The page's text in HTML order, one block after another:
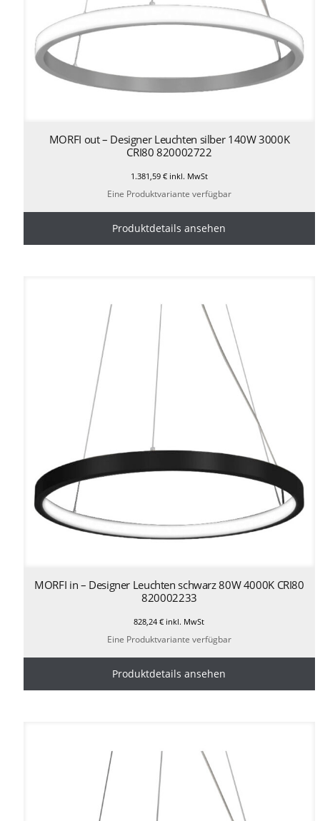
MORFI out – Designer Leuchten silber 140W 3000K
CRI80 820002722
1.381,59 €inkl. MwSt
Eine Produktvariante verfügbar
Produktdetails ansehen
MORFI in – Designer Leuchten schwarz 80W 4000K CRI80
820002233
828,24€ inkl. MwSt
Eine Produktvariante verfügbar
Produktdetails ansehen